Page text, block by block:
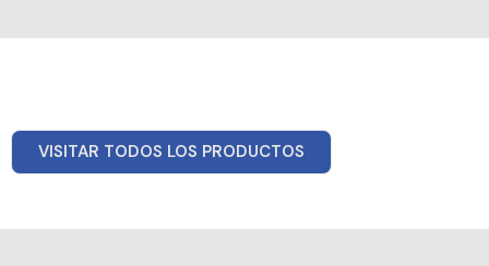
VISITAR TODOS LOS PRODUCTOS